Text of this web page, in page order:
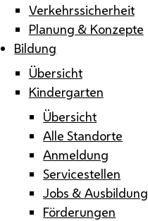
Verkehrssicherheit
Planung & Konzepte
Bildung
Übersicht
Kindergarten
Übersicht
Alle Standorte
Anmeldung
Servicestellen
Jobs & Ausbildung
Förderungen